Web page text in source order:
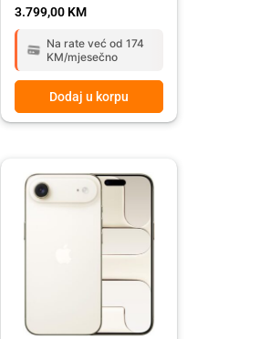
3.799,00 KM
Na rate već od 174
KM/mjesečno
Dodaj u korpu